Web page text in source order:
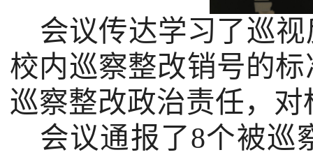
会议传达学习了巡
校内巡察整改销号的
巡察整改政治责任，
会议通报了8个被巡